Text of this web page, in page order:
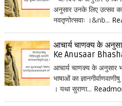
अनुसार उनके लिए उत्सव का
नवतृणोत्सवाः ।&nb...
आचार्य चाणक्य के
Ke Anusaar
आचार्य चाणक्य के अनुसार
भाषाओं का
। यथा सुराणा...